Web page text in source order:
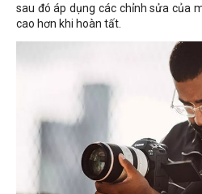
sau đó áp dụng các chỉnh sửa của
cao hơn khi hoàn tất.